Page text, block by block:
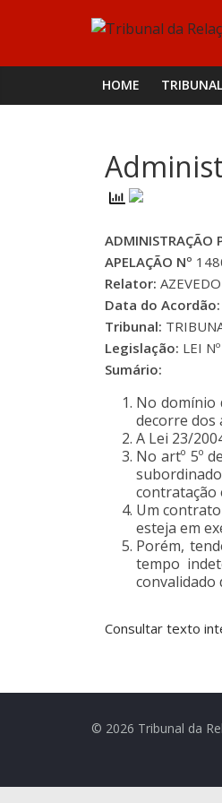
da
Relação
de
HOME
ADMINISTRAÇÃO
APELAÇÃO Nº
Relator:
Data do Acordão:
Tribunal:
Legislação: LEI
Sumário:
No domínio
decorre dos
A Lei 23/
No artº 5º
contratação
Um
esteja em
Porém,
tempo
convalidado
Consultar texto
© 2026 Tribunal da